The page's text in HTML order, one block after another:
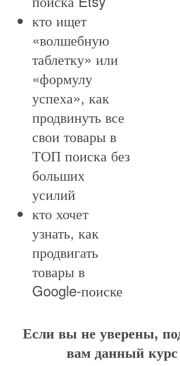
кто ищет
«волшебную
таблетку» или
«формулу
успеха», как
продвинуть все
свои товары в
ТОП поиска без
больших
усилий
кто хочет
узнать, как
продвигать
товары в
Google-поиске
Если вы не уверены,
вам данный